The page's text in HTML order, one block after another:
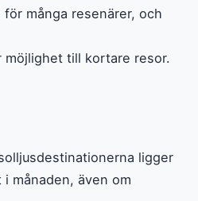
många resenärer, och
möjlighet till kortare resor.
ligger
månaden, även om